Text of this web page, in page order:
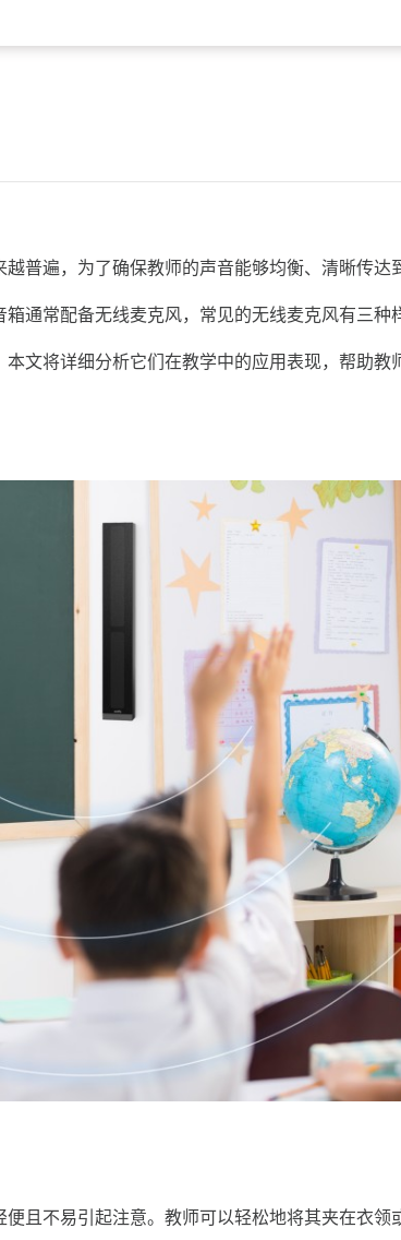
越普遍，为了确保教师的声音能够均衡、清晰传达
通常配备无线麦克风，常见的无线麦克风有三种
文将详细分析它们在教学中的应用表现，帮助教
不易引起注意。教师可以轻松地将其夹在衣领